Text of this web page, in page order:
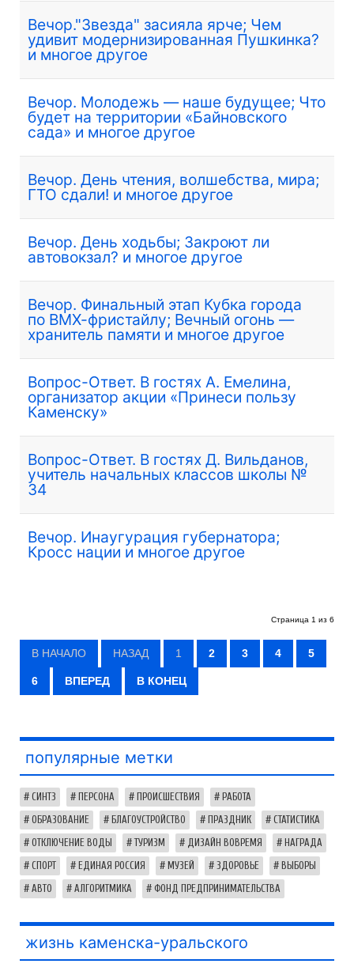
Вечор."Звезда" засияла ярче; Чем
удивит модернизированная Пушкинка?
и многое другое
Вечор. Молодежь — наше будущее; Что
будет на территории «Байновского
сада» и многое другое
Вечор. День чтения, волшебства, мира;
ГТО сдали! и многое другое
Вечор. День ходьбы; Закроют ли
автовокзал? и многое другое
Вечор. Финальный этап Кубка города
по ВМХ-фристайлу; Вечный огонь —
хранитель памяти и многое другое
Вопрос-Ответ. В гостях А. Емелина,
организатор акции «Принеси пользу
Каменску»
Вопрос-Ответ. В гостях Д. Вильданов,
учитель начальных классов школы №
34
Вечор. Инаугурация губернатора;
Кросс нации и многое другое
Страница 1 из 6
В НАЧАЛО НАЗАД 1 2 3 4 5
6 ВПЕРЕД В КОНЕЦ
популярные метки
СИНТЗ ПЕРСОНА ПРОИСШЕСТВИЯ РАБОТА
ОБРАЗОВАНИЕ БЛАГОУСТРОЙСТВО ПРАЗДНИК СТАТИСТИКА
ОТКЛЮЧЕНИЕ ВОДЫ ТУРИЗМ ДИЗАЙН ВОВРЕМЯ НАГРАДА
СПОРТ ЕДИНАЯ РОССИЯ МУЗЕЙ ЗДОРОВЬЕ ВЫБОРЫ
АВТО АЛГОРИТМИКА ФОНД ПРЕДПРИНИМАТЕЛЬСТВА
жизнь каменска-уральского